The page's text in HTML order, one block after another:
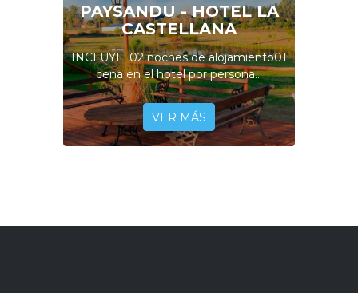
PAYSANDU - HOTEL LA
CASTELLANA
INCLUYE: 02 noches de alojamiento01
cena en el hotel por persona...
VER MÁS